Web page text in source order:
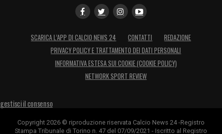
SCARICA L’APP DI CALCIO NEWS 24 CONTATTI
REDAZIONE
PRIVACY POLICY E TRATTAMENTO DEI DATI PERSONALI
INFORMATIVA ESTESA SUI COOKIE (COOKIE POLICY)
NETWORK SPORT REVIEW
gestisci il consenso
Copyright 2026 © riproduzione riservata Calcio News 24 -Registro
Stampa Tribunale di Torino n. 47 del 07/09/2021 - Iscritto al Registro